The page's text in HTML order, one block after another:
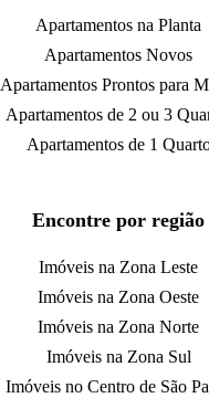
Apartamentos na Planta
Apartamentos Novos
Apartamentos Prontos para
Apartamentos de 2 ou 3
Apartamentos de 1
Encontre por região
Imóveis na Zona Leste
Imóveis na Zona Oeste
Imóveis na Zona Norte
Imóveis na Zona Sul
Imóveis no Centro de São